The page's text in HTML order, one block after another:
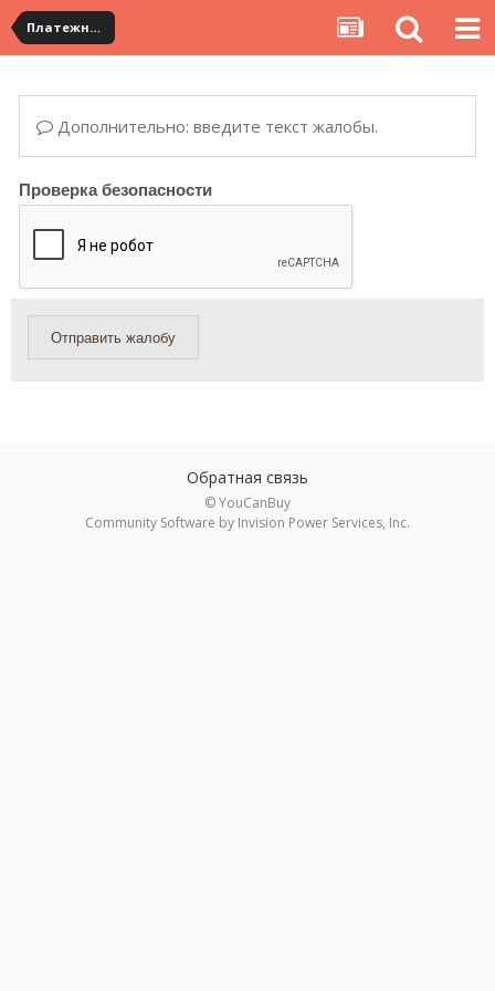
Платежная система ALIPAY и оплата банковскими картами
Дополнительно: введите текст жалобы.
Проверка безопасности
Отправить жалобу
Обратная связь
© YouCanBuy
Community Software by Invision Power Services, Inc.